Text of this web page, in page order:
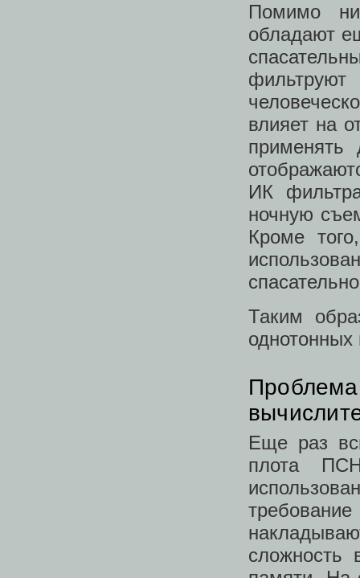
Помимо
обладают
влияет на
применять
ИК
ночную
Кроме
Таким
Проблема
Еще раз
плота
сложность